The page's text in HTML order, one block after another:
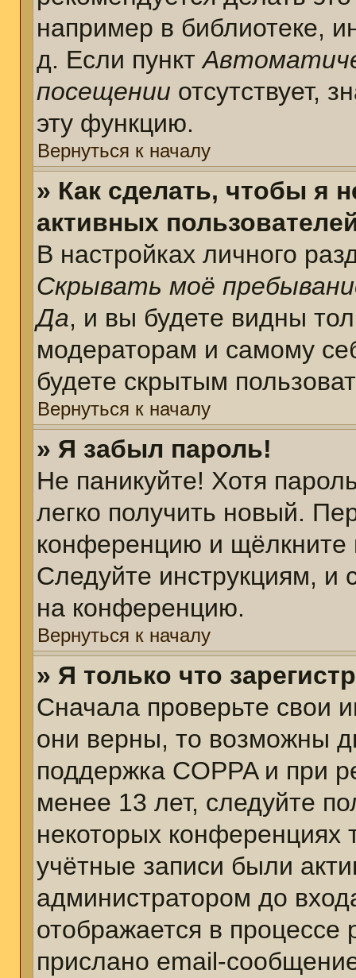
например в библиотеке,
д. Если пункт
посещении отсутствует,
эту функцию.
Вернуться к началу
» Как сделать, чтобы я
активных
В настройках личного
Скрывать моё
Да, и вы будете видны
модераторам и самому
будете скрытым
Вернуться к началу
» Я забыл пароль!
Не паникуйте! Хотя
легко получить новый.
конференцию и щёлкните
Следуйте инструкциям, и
на конференцию.
Вернуться к началу
» Я только что
Сначала проверьте свои
они верны, то возможны
поддержка COPPA и при
менее 13 лет, следуйте
некоторых конференциях
учётные записи были
администратором до
отображается в
прислано email-